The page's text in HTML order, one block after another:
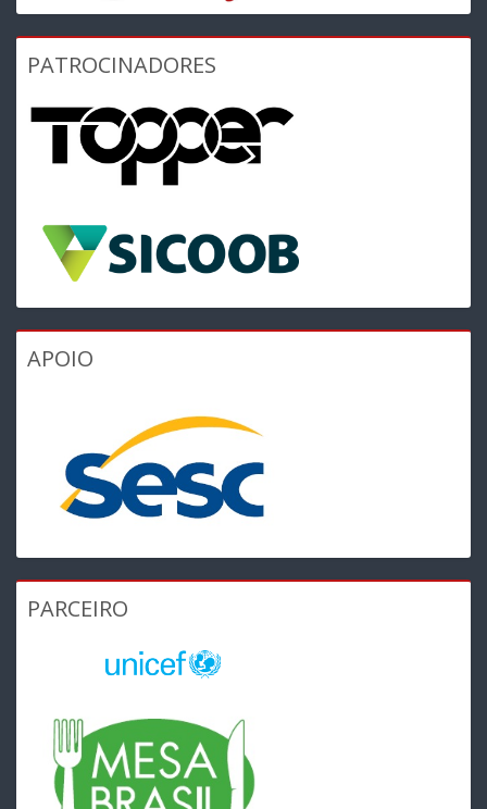
PATROCINADORES
APOIO
PARCEIRO